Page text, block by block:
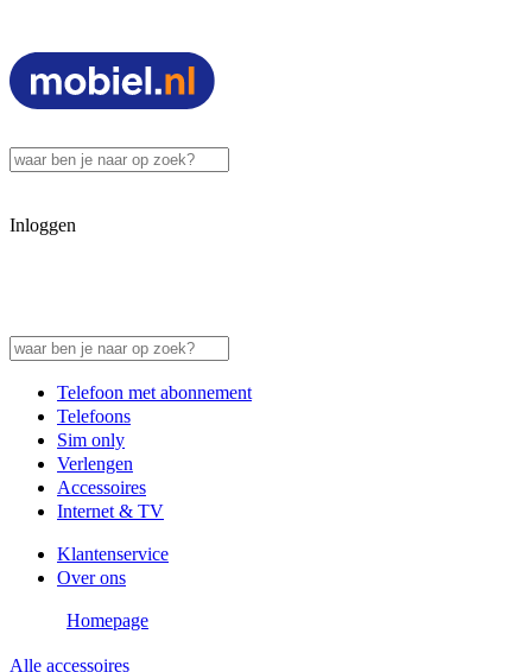
Inloggen
Telefoon met abonnement
Telefoons
Sim only
Verlengen
Accessoires
Internet & TV
Klantenservice
Over ons
Homepage
Alle accessoires